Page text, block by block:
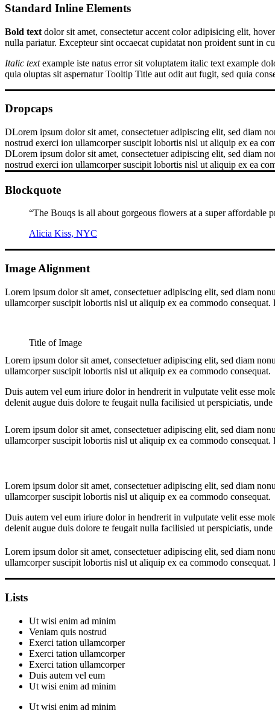
Standard Inline Elements
Bold text dolor sit amet, consecteturaccent coloradipisicing elit,
nulla pariatur. Excepteur sint occaecat cupidatat non proident sunt in
Italic textexample iste natus error sit voluptatem italic text example
quia oluptas sit aspernatur Tooltip Title aut odit aut fugit, sed quia
Dropcaps
DLorem ipsum dolor sit amet, consectetuer adipiscing elit, sed diam
nostrud exerci ion ullamcorper suscipit lobortis nisl ut aliquip ex ea
DLorem ipsum dolor sit amet, consectetuer adipiscing elit, sed diam
nostrud exerci ion ullamcorper suscipit lobortis nisl ut aliquip ex ea
Blockquote
“The Bouqs is all about gorgeous flowers at a super affordable
Alicia Kiss, NYC
Image Alignment
Lorem ipsum dolor sit amet, consectetuer adipiscing elit, sed diam
ullamcorper suscipit lobortis nisl ut aliquip ex ea commodo
Title of Image
Lorem ipsum dolor sit amet, consectetuer adipiscing elit, sed diam
ullamcorper suscipit lobortis nisl ut aliquip ex ea commodo consequat.
Duis autem vel eum iriure dolor in hendrerit in vulputate velit esse
delenit augue duis dolore te feugait nulla facilisied ut perspiciatis,
Lorem ipsum dolor sit amet, consectetuer adipiscing elit, sed diam
ullamcorper suscipit lobortis nisl ut aliquip ex ea commodo
Lorem ipsum dolor sit amet, consectetuer adipiscing elit, sed diam
ullamcorper suscipit lobortis nisl ut aliquip ex ea commodo consequat.
Duis autem vel eum iriure dolor in hendrerit in vulputate velit esse
delenit augue duis dolore te feugait nulla facilisied ut perspiciatis, unde
Lorem ipsum dolor sit amet, consectetuer adipiscing elit, sed diam
ullamcorper suscipit lobortis nisl ut aliquip ex ea commodo consequat.
Lists
Ut wisi enim ad minim
Veniam quis nostrud
Exerci tation ullamcorper
Exerci tation ullamcorper
Exerci tation ullamcorper
Duis autem vel eum
Ut wisi enim ad minim
Ut wisi enim ad minim